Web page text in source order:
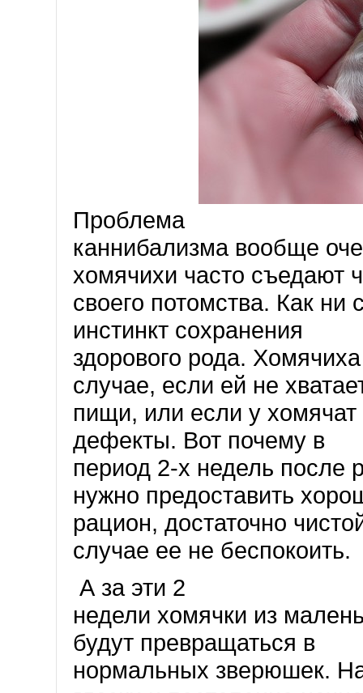
Проблема
каннибализма вообще
хомячихи часто съедают
своего потомства. Как ни
инстинкт сохранения
здорового рода.
случае, если ей не
пищи, или если у
дефекты. Вот почему в
период 2-х недель после
нужно предоставить
рацион, достаточно
случае ее не беспокоить.
А за эти 2
недели хомячки из
будут превращаться в
нормальных зверюшек.